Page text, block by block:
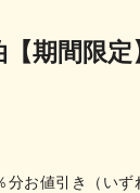
期間限
お値引き（いず